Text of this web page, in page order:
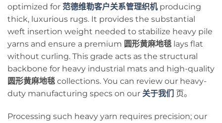
optimized for 范德维勒客户关系管理织机producing
thick, luxurious rugs. It provides the substantial
weft insertion weight needed to stabilize heavy pile
yarns and ensure a premium 圆形黄麻地毯 lays flat
without curling. This grade acts as the structural
backbone for heavy industrial mats and high-quality
圆形黄麻地毯 collections. You can review our heavy-
duty manufacturing specs on our 关于我们 页。
Processing such heavy yarn requires precision; our